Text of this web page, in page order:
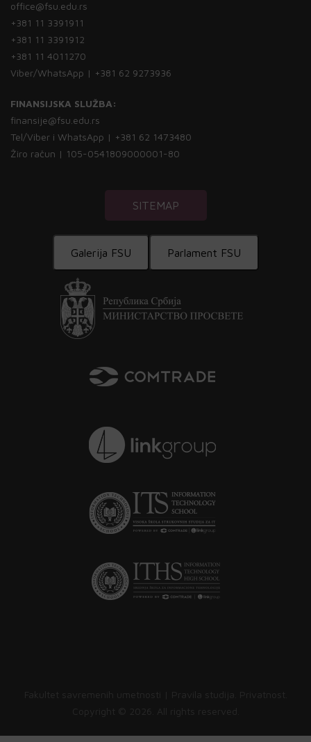
office@fsu.edu.rs
+381 11 3391911
+381 11 3391912
+381 11 4011270
Viber/WhatsApp | +381 62 9273936
FINANSIJSKA SLUŽBA:
finansije@fsu.edu.rs
Tel/Viber i WhatsApp | +381 62 1473480
Žiro račun | 105-0541809000001-80
SITEMAP
Galerija FSU Parlament FSU